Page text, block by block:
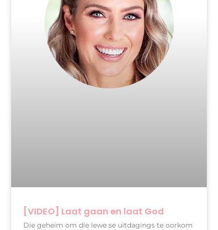
[VIDEO] Laat gaan en laat God
Die geheim om die lewe se uitdagings te oorkom